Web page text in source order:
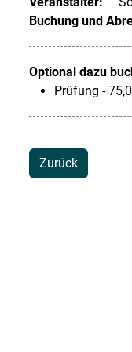
Buchung und
Optional dazu
Prüfung -
Zurück